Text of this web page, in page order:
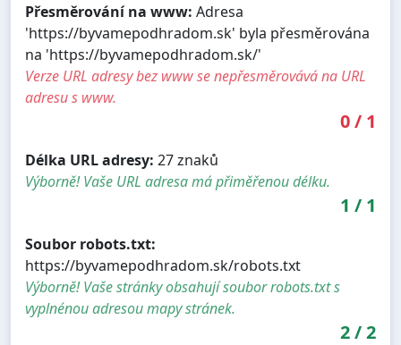
Přesměrování na www: Adresa
'https://byvamepodhradom.sk' byla přesměrována
na 'https://byvamepodhradom.sk/'
Verze URL adresy bez www se nepřesměrovává na URL
adresu s www.
0/ 1
Délka URL adresy: 27 znaků
Výborně! Vaše URL adresa má přiměřenou délku.
1 / 1
Soubor robots.txt:
https://byvamepodhradom.sk/robots.txt
Výborně! Vaše stránky obsahují soubor robots.txt s
vyplnénou adresou mapy stránek.
2/2